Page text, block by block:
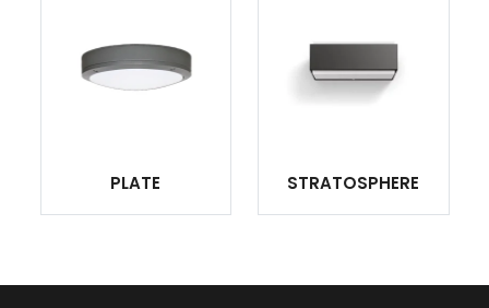
PLATE STRATOSPHERE